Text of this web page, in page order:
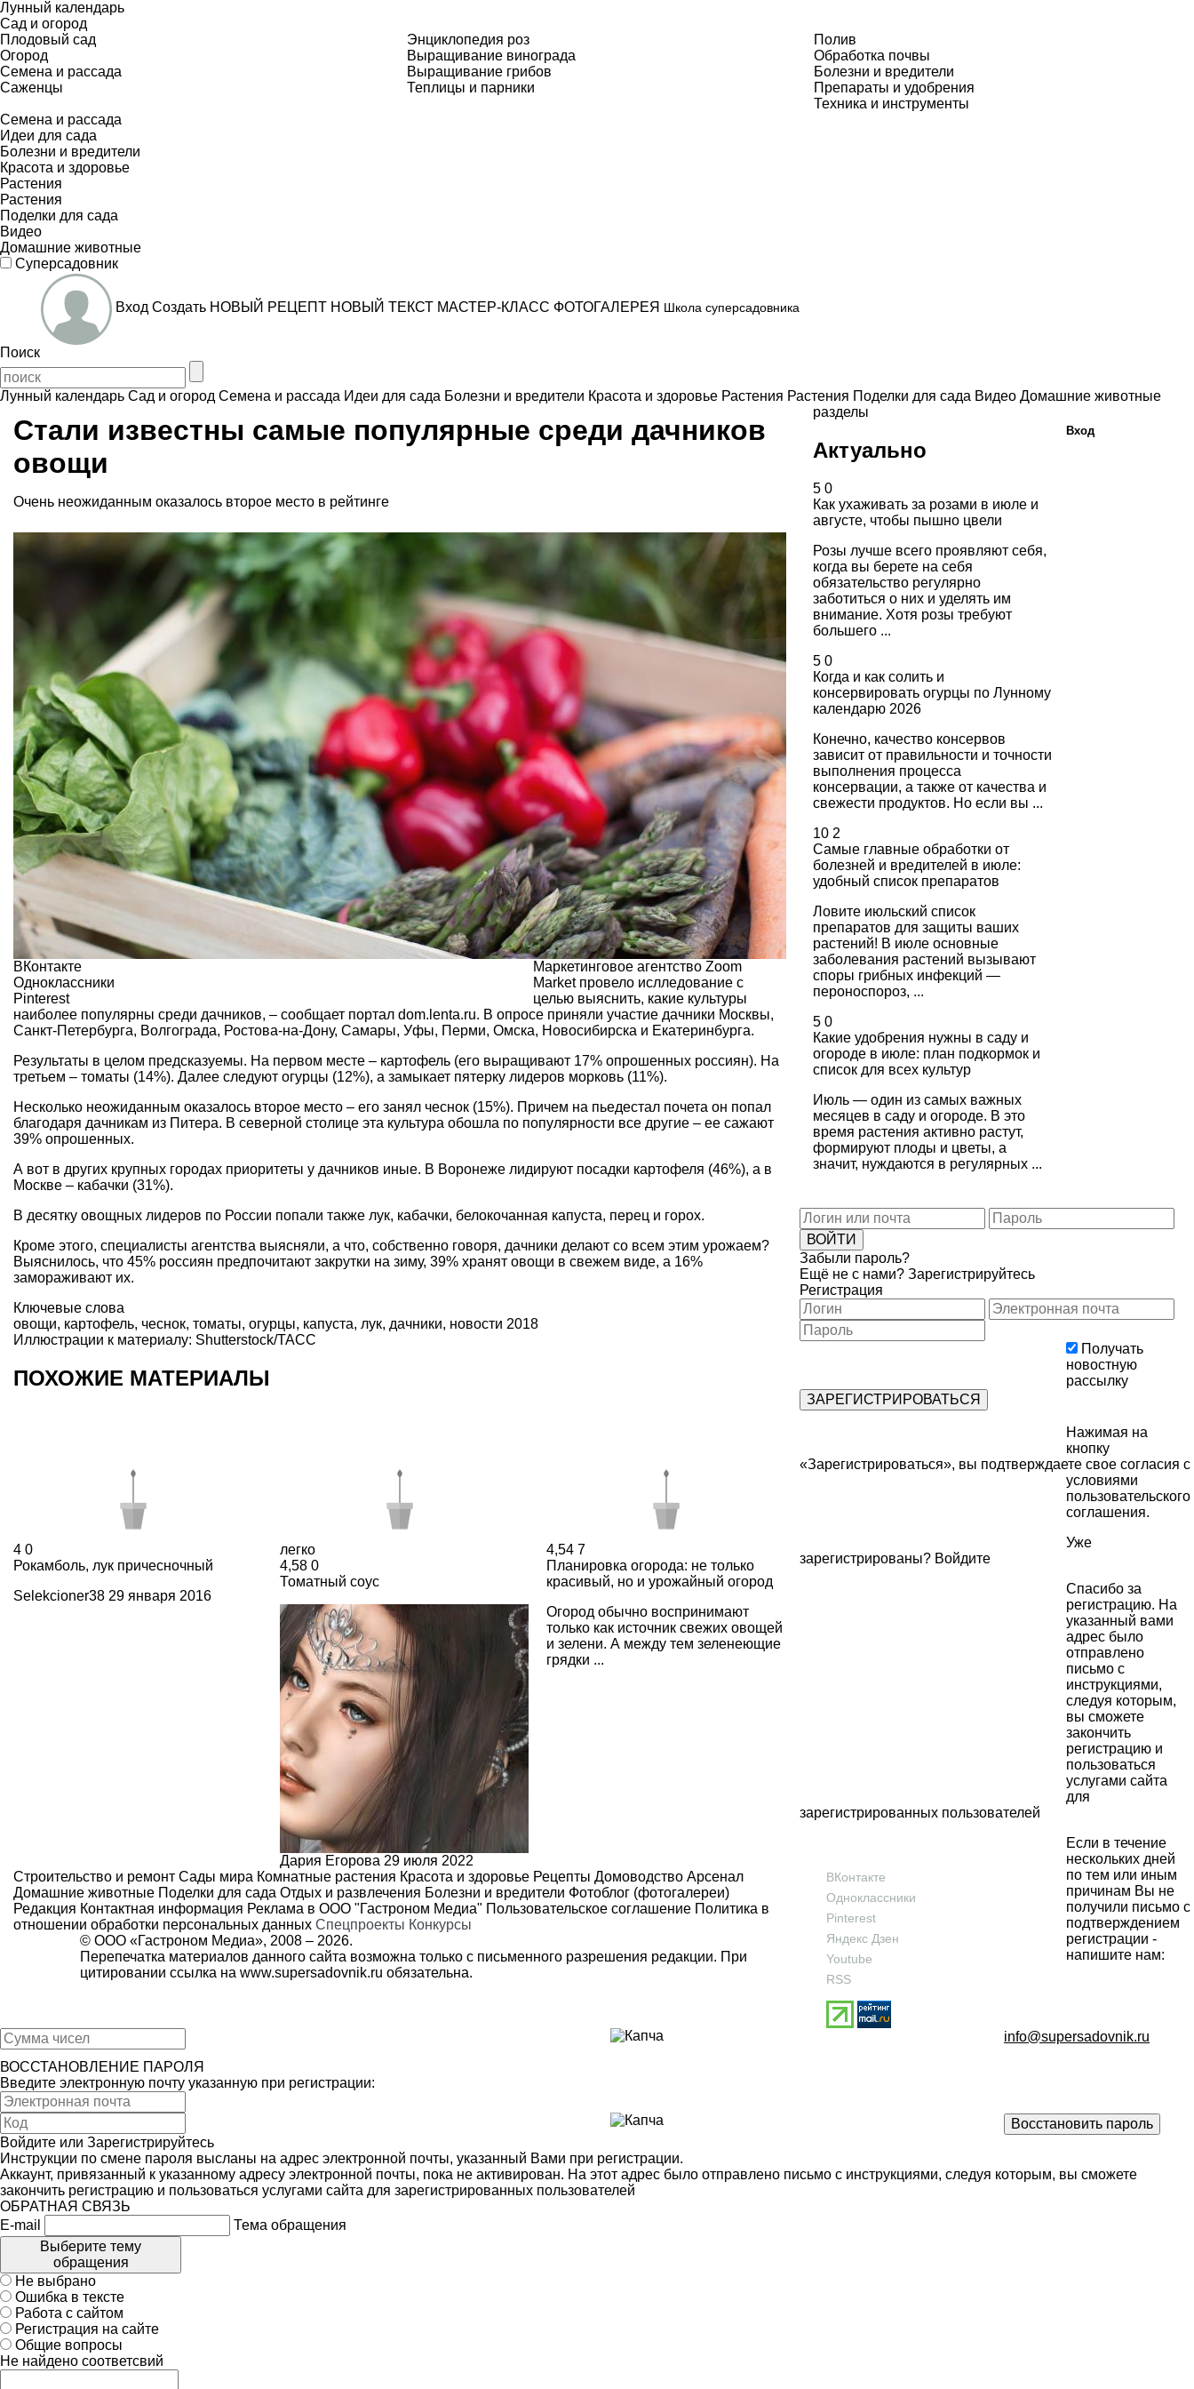
Лунный календарь
Сад и огород
Плодовый сад
Огород
Семена и рассада
Саженцы
Энциклопедия роз
Выращивание винограда
Выращивание грибов
Теплицы и парники
Полив
Обработка почвы
Болезни и вредители
Препараты и удобрения
Техника и инструменты
Семена и рассада
Идеи для сада
Болезни и вредители
Красота и здоровье
Растения
Растения
Поделки для сада
Видео
Домашние животные
Суперсадовник
Вход Создать НОВЫЙ РЕЦЕПТ НОВЫЙ ТЕКСТ МАСТЕР-КЛАСС ФОТОГАЛЕРЕЯ Школа суперсадовника
Поиск
Лунный календарь Сад и огород Семена и рассада Идеи для сада Болезни и вредители Красота и здоровье Растения Растения Поделки для сада Видео Домашние животные
Стали известны самые популярные среди дачников
овощи
Очень неожиданным оказалось второе место в рейтинге
ВКонтакте
Одноклассники
Pinterest
Маркетинговое агентство Zoom
Market провело ислледование с
целью выяснить, какие культуры
наиболее популярны среди дачников, – сообщает портал dom.lenta.ru. В опросе приняли участие дачники Москвы,
Санкт-Петербурга, Волгограда, Ростова-на-Дону, Самары, Уфы, Перми, Омска, Новосибирска и Екатеринбурга.
Результаты в целом предсказуемы. На первом месте – картофель (его выращивают 17% опрошенных россиян). На
третьем – томаты (14%). Далее следуют огурцы (12%), а замыкает пятерку лидеров морковь (11%).
Несколько неожиданным оказалось второе место – его занял чеснок (15%). Причем на пьедестал почета он попал
благодаря дачникам из Питера. В северной столице эта культура обошла по популярности все другие – ее сажают
39% опрошенных.
А вот в других крупных городах приоритеты у дачников иные. В Воронеже лидируют посадки картофеля (46%), а в
Москве – кабачки (31%).
В десятку овощных лидеров по России попали также лук, кабачки, белокочанная капуста, перец и горох.
Кроме этого, специалисты агентства выясняли, а что, собственно говоря, дачники делают со всем этим урожаем?
Выяснилось, что 45% россиян предпочитают закрутки на зиму, 39% хранят овощи в свежем виде, а 16%
замораживают их.
Ключевые слова
овощи, картофель, чеснок, томаты, огурцы, капуста, лук, дачники, новости 2018
Иллюстрации к материалу: Shutterstock/ТАСС
ПОХОЖИЕ МАТЕРИАЛЫ
4 0
Рокамболь, лук причесночный
Selekcioner38 29 января 2016
легко
4,58 0
Томатный соус
Дария Егорова 29 июля 2022
4,54 7
Планировка огорода: не только
красивый, но и урожайный огород
Огород обычно воспринимают
только как источник свежих овощей
и зелени. А между тем зеленеющие
грядки ...
разделы
Актуально
5 0
Как ухаживать за розами в июле и
августе, чтобы пышно цвели
Розы лучше всего проявляют себя,
когда вы берете на себя
обязательство регулярно
заботиться о них и уделять им
внимание. Хотя розы требуют
большего ...
5 0
Когда и как солить и
консервировать огурцы по Лунному
календарю 2026
Конечно, качество консервов
зависит от правильности и точности
выполнения процесса
консервации, а также от качества и
свежести продуктов. Но если вы ...
10 2
Самые главные обработки от
болезней и вредителей в июле:
удобный список препаратов
Ловите июльский список
препаратов для защиты ваших
растений! В июле основные
заболевания растений вызывают
споры грибных инфекций —
пероноспороз, ...
5 0
Какие удобрения нужны в саду и
огороде в июле: план подкормок и
список для всех культур
Июль — один из самых важных
месяцев в саду и огороде. В это
время растения активно растут,
формируют плоды и цветы, а
значит, нуждаются в регулярных ...
Строительство и ремонт Сады мира Комнатные растения Красота и здоровье Рецепты Домоводство Арсенал
Домашние животные Поделки для сада Отдых и развлечения Болезни и вредители Фотоблог (фотогалереи)
Редакция Контактная информация Реклама в ООО "Гастроном Медиа" Пользовательское соглашение Политика в
отношении обработки персональных данных Спецпроекты Конкурсы
© ООО «Гастроном Медиа», 2008 – 2026.
Перепечатка материалов данного сайта возможна только с письменного разрешения редакции. При
цитировании ссылка на www.supersadovnik.ru обязательна.
ВКонтакте
Одноклассники
Pinterest
Яндекс Дзен
Youtube
RSS
Вход
Забыли пароль?
Ещё не с нами? Зарегистрируйтесь
Регистрация
Получать
новостную
рассылку
Нажимая на
кнопку
«Зарегистрироваться», вы подтверждаете свое согласия с
условиями
пользовательского
соглашения.
Уже
зарегистрированы? Войдите
Спасибо за
регистрацию. На
указанный вами
адрес было
отправлено
письмо с
инструкциями,
следуя которым,
вы сможете
закончить
регистрацию и
пользоваться
услугами сайта
для
зарегистрированных пользователей
Если в течение
нескольких дней
по тем или иным
причинам Вы не
получили письмо с
подтверждением
регистрации -
напишите нам:
info@supersadovnik.ru
ВОССТАНОВЛЕНИЕ ПАРОЛЯ
Введите электронную почту указанную при регистрации:
Войдите или Зарегистрируйтесь
Инструкции по смене пароля высланы на адрес электронной почты, указанный Вами при регистрации.
Аккаунт, привязанный к указанному адресу электронной почты, пока не активирован. На этот адрес было отправлено письмо с инструкциями, следуя которым, вы сможете
закончить регистрацию и пользоваться услугами сайта для зарегистрированных пользователей
ОБРАТНАЯ СВЯЗЬ
E-mail
Тема обращения
Выберите тему
обращения
Не выбрано
Ошибка в тексте
Работа с сайтом
Регистрация на сайте
Общие вопросы
Не найдено соответсвий